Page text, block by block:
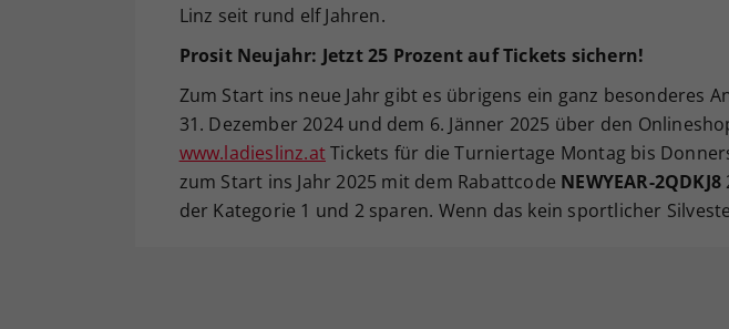
Linz seit rund elf Jahren.
Prosit Neujahr: Jetzt 25 Prozent auf Tickets sichern!
Zum Start ins neue Jahr gibt es übrigens ein ganz besonderes
31. Dezember 2024 und dem 6. Jänner 2025 über den
www.ladieslinz.atTickets für die Turniertage Montag bis
zum Start ins Jahr 2025 mit dem Rabattcode NEWYEAR-2QDKJ8
der Kategorie 1 und 2 sparen. Wenn das kein sportlicher